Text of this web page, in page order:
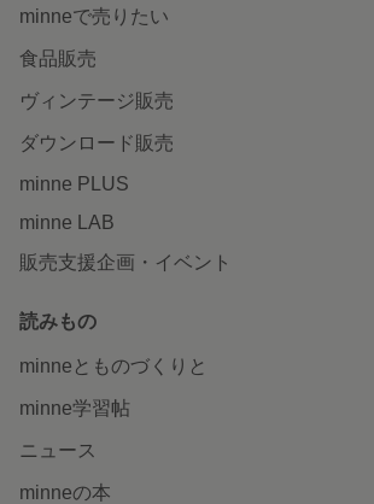
minneで売りたい
食品販売
ヴィンテージ販売
ダウンロード販売
minne PLUS
minne LAB
販売支援企画・イベント
読みもの
minneとものづくりと
minne学習帖
ニュース
minneの本